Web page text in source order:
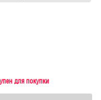
для покупки